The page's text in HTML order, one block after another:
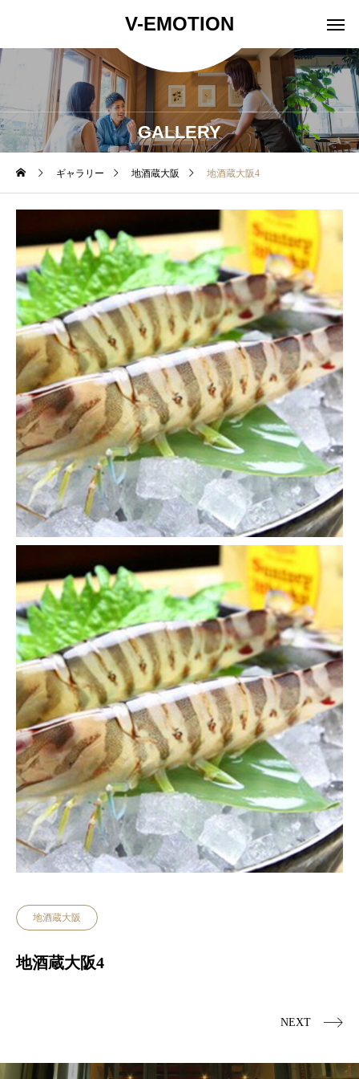
V-EMOTION
GALLERY
ギャラリー 地酒蔵大阪 地酒蔵大阪4
地酒蔵大阪
地酒蔵大阪4
NEXT